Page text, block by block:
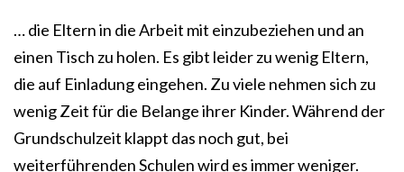
… die Eltern in die Arbeit mit einzubeziehen und an
einen Tisch zu holen. Es gibt leider zu wenig Eltern,
die auf Einladung eingehen. Zu viele nehmen sich zu
wenig Zeit für die Belange ihrer Kinder. Während der
Grundschulzeit klappt das noch gut, bei
weiterführenden Schulen wird es immer weniger.